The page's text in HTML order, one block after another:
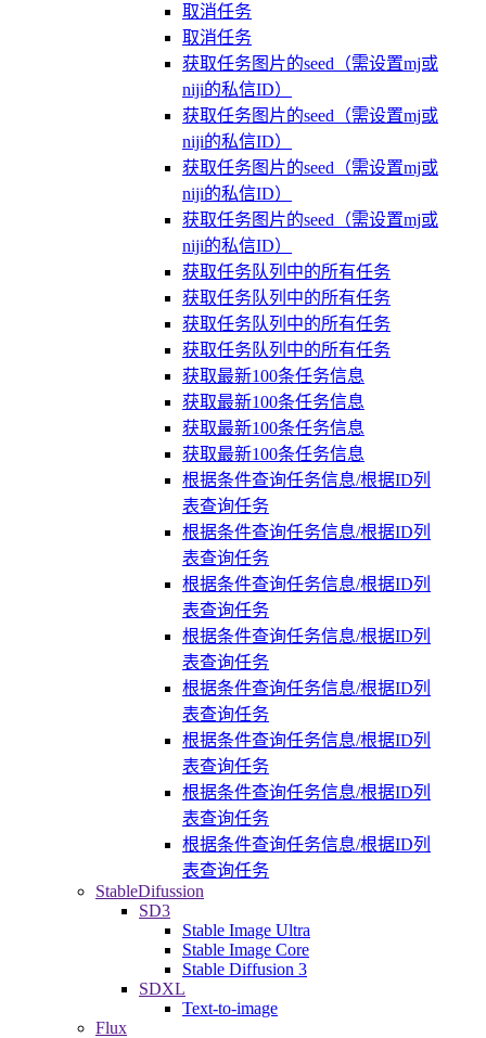
取消任务
取消任务
获取任务图片的seed（需设置mj或
niji的私信ID）
获取任务图片的seed（需设置mj或
niji的私信ID）
获取任务图片的seed（需设置mj或
niji的私信ID）
获取任务图片的seed（需设置mj或
niji的私信ID）
获取任务队列中的所有任务
获取任务队列中的所有任务
获取任务队列中的所有任务
获取任务队列中的所有任务
获取最新100条任务信息
获取最新100条任务信息
获取最新100条任务信息
获取最新100条任务信息
根据条件查询任务信息/根据ID列
表查询任务
根据条件查询任务信息/根据ID列
表查询任务
根据条件查询任务信息/根据ID列
表查询任务
根据条件查询任务信息/根据ID列
表查询任务
根据条件查询任务信息/根据ID列
表查询任务
根据条件查询任务信息/根据ID列
表查询任务
根据条件查询任务信息/根据ID列
表查询任务
根据条件查询任务信息/根据ID列
表查询任务
StableDifussion
SD3
Stable Image Ultra
Stable Image Core
Stable Diffusion 3
SDXL
Text-to-image
Flux